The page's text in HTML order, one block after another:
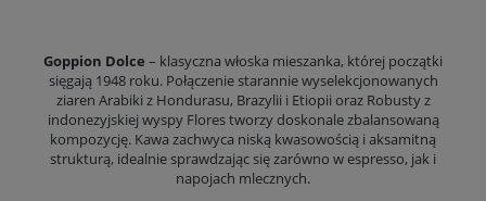
Goppion Dolce – klasyczna włoska mieszanka, której początki
sięgają 1948 roku. Połączenie starannie wyselekcjonowanych
ziaren Arabiki z Hondurasu, Brazylii i Etiopii oraz Robusty z
indonezyjskiej wyspy Flores tworzy doskonale zbalansowaną
kompozycję. Kawa zachwyca niską kwasowością i aksamitną
strukturą, idealnie sprawdzając się zarówno w espresso, jak i
napojach mlecznych.